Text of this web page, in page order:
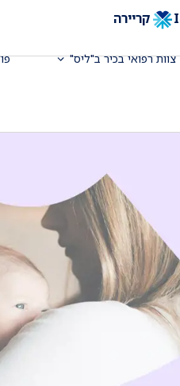
קריירה
צוות רפואי בכיר ב"ליס"